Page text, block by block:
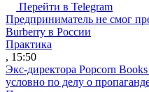
Перейти в Telegram
Предприниматель не смог
Burberry в России
Практика
, 15:50
Экс-директора Popcorn
условно по делу о